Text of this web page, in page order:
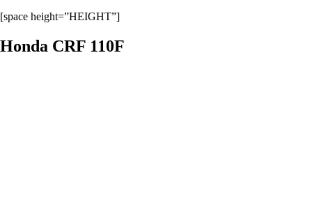
[space height=”HEIGHT”]
Honda CRF 110F